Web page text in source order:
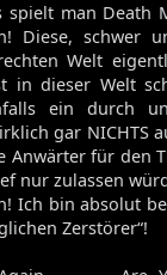
man Death
Diese, schwer
Welt
in dieser Welt
ein durch
gar NICHTS
Anwärter für den
nur zulassen
Ich bin absolut
Zerstörer“!